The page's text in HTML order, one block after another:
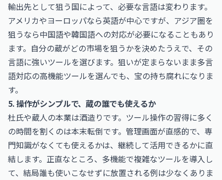
輸出先として狙う国によって、必要な言語は変わります。
アメリカやヨーロッパなら英語が中心ですが、アジア圏を
狙うなら中国語や韓国語への対応が必要になることもあり
ます。自分の蔵がどの市場を狙うかを決めたうえで、その
言語に強いツールを選びます。狙いが定まらないまま多言
語対応の高機能ツールを選んでも、宝の持ち腐れになりま
す。
5. 操作がシンプルで、蔵の誰でも使えるか
杜氏や蔵人の本業は酒造りです。ツール操作の習得に多く
の時間を割くのは本末転倒です。管理画面が直感的で、専
門知識がなくても使えるかは、継続して活用できるかに直
結します。正直なところ、多機能で複雑なツールを導入し
て、結局誰も使いこなせずに放置される例は少なくありま